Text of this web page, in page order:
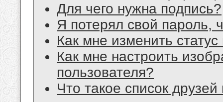
Для чего нужна подпись?
Я потерял свой пароль,
Как мне изменить
Как мне настроить
пользователя?
Что такое список